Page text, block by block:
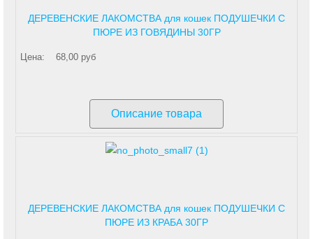
ДЕРЕВЕНСКИЕ ЛАКОМСТВА для кошек ПОДУШЕЧКИ С
ПЮРЕ ИЗ ГОВЯДИНЫ 30ГР
Цена: 68,00 руб
Описание товара
ДЕРЕВЕНСКИЕ ЛАКОМСТВА для кошек ПОДУШЕЧКИ С
ПЮРЕ ИЗ КРАБА 30ГР